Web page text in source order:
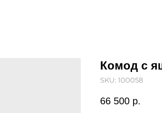
Комод с
SKU: 100058
66 500 р.